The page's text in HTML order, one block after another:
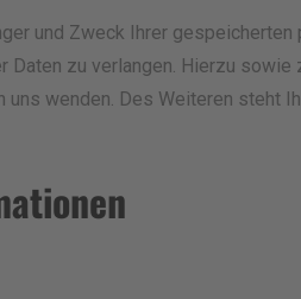
und Zweck Ihrer
zu verlangen. Hierzu
wenden. Des Weiteren steht